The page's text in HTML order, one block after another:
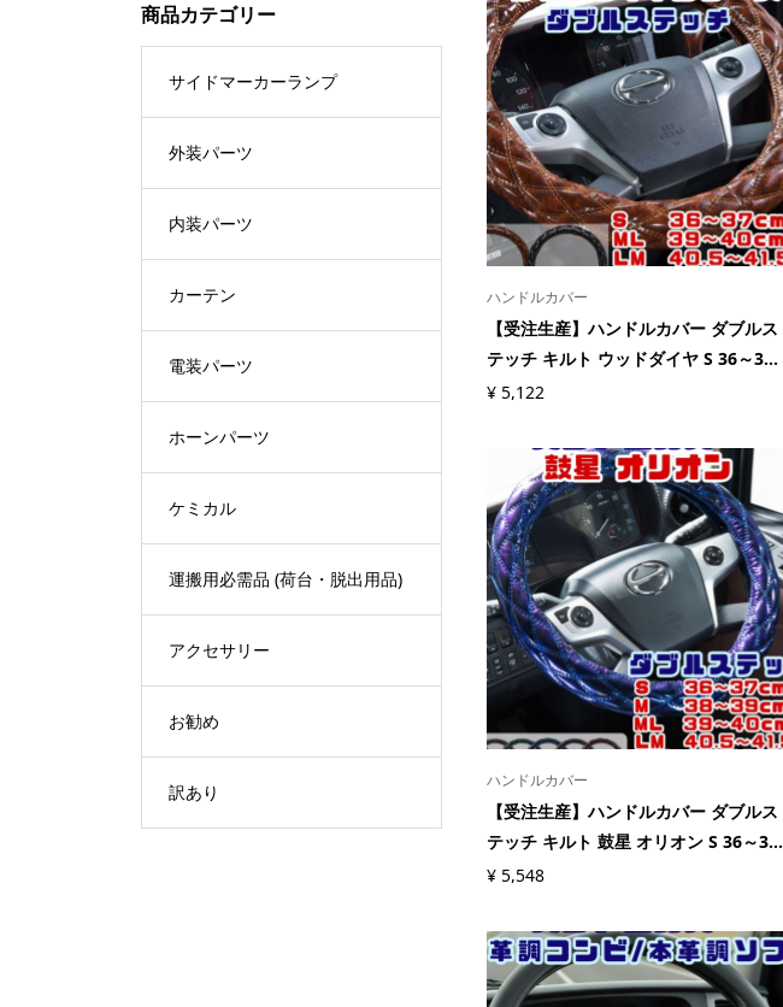
ハンドルカバー
【受注生産】ハンドルカバー ダブルス
テッチ キルト ウッドダイヤ S 36～3...
¥ 5,122
ハンドルカバー
【受注生産】ハンドルカバー ダブルス
テッチ キルト 鼓星 オリオン S 36～3...
¥ 5,548
商品カテゴリー
サイドマーカーランプ
外装パーツ
内装パーツ
カーテン
電装パーツ
ホーンパーツ
ケミカル
運搬用必需品 (荷台・脱出用品)
アクセサリー
お勧め
訳あり